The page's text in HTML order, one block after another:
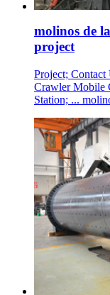
molinos de
project
Project; Contact
Crawler Mobile
Station; ...